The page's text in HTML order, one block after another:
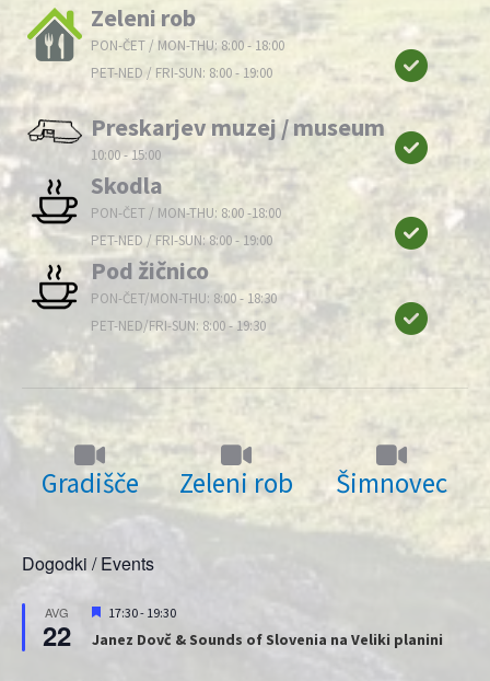
Zeleni rob
PON-ČET / MON-THU: 8:00 - 18:00
PET-NED / FRI-SUN: 8:00 - 19:00
Preskarjev muzej / museum
10:00 - 15:00
Skodla
PON-ČET / MON-THU: 8:00 -18:00
PET-NED / FRI-SUN: 8:00 - 19:00
Pod žičnico
PON-ČET/MON-THU: 8:00 - 18:30
PET-NED/FRI-SUN: 8:00 - 19:30
Gradišče Zeleni rob Šimnovec
Dogodki / Events
AVG
22
Priporočeni
17:30- 19:30
Janez Dovč & Sounds of Slovenia na Veliki planini